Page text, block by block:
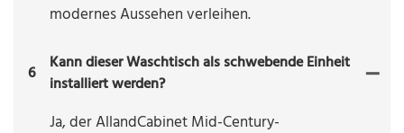
modernes Aussehen verleihen.
6
Kann dieser Waschtisch als schwebende Einheit
installiert werden?
Ja, der AllandCabinet Mid-Century-